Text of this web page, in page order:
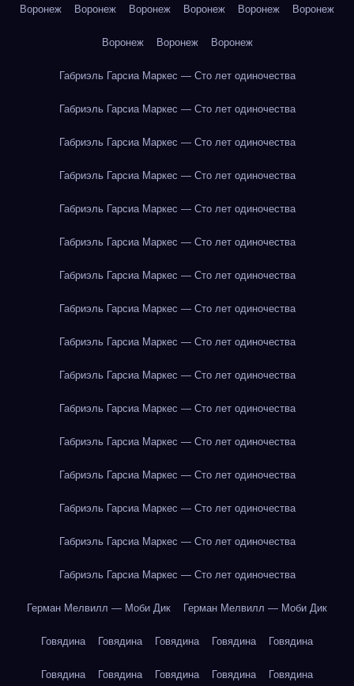
Воронеж Воронеж Воронеж Воронеж Воронеж Воронеж
Воронеж Воронеж Воронеж
Габриэль Гарсиа Маркес — Сто лет одиночества
Габриэль Гарсиа Маркес — Сто лет одиночества
Габриэль Гарсиа Маркес — Сто лет одиночества
Габриэль Гарсиа Маркес — Сто лет одиночества
Габриэль Гарсиа Маркес — Сто лет одиночества
Габриэль Гарсиа Маркес — Сто лет одиночества
Габриэль Гарсиа Маркес — Сто лет одиночества
Габриэль Гарсиа Маркес — Сто лет одиночества
Габриэль Гарсиа Маркес — Сто лет одиночества
Габриэль Гарсиа Маркес — Сто лет одиночества
Габриэль Гарсиа Маркес — Сто лет одиночества
Габриэль Гарсиа Маркес — Сто лет одиночества
Габриэль Гарсиа Маркес — Сто лет одиночества
Габриэль Гарсиа Маркес — Сто лет одиночества
Габриэль Гарсиа Маркес — Сто лет одиночества
Габриэль Гарсиа Маркес — Сто лет одиночества
Герман Мелвилл — Моби Дик Герман Мелвилл — Моби Дик
Говядина Говядина Говядина Говядина Говядина
Говядина Говядина Говядина Говядина Говядина